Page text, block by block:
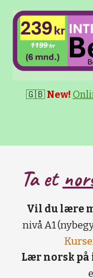
🇬🇧 New!
Ta et
Vil du lære
nivå A1
Lær norsk